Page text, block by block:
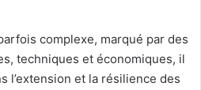
complexe, marqué par des
techniques et économiques, il
l’extension et la résilience des